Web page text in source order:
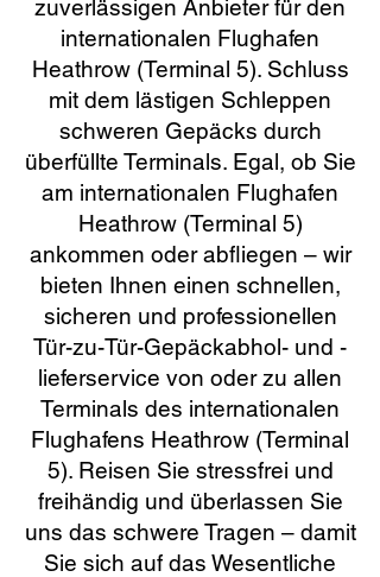
zuverlässigen Anbieter für den
internationalen Flughafen
Heathrow (Terminal 5). Schluss
mit dem lästigen Schleppen
schweren Gepäcks durch
überfüllte Terminals. Egal, ob Sie
am internationalen Flughafen
Heathrow (Terminal 5)
ankommen oder abfliegen – wir
bieten Ihnen einen schnellen,
sicheren und professionellen
Tür-zu-Tür-Gepäckabhol- und -
lieferservice von oder zu allen
Terminals des internationalen
Flughafens Heathrow (Terminal
5). Reisen Sie stressfrei und
freihändig und überlassen Sie
uns das schwere Tragen – damit
Sie sich auf das Wesentliche